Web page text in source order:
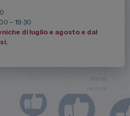
– 19:30
di luglio e agosto e dal